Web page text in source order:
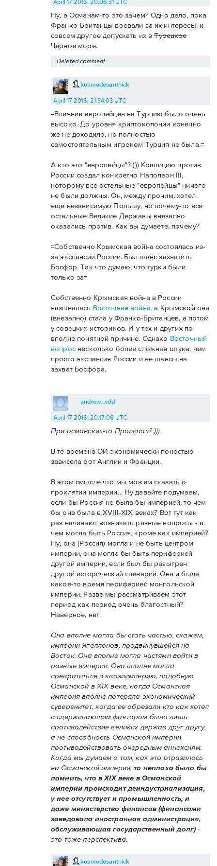
April 17 2016, 20:06:31 UTC
Ну, а Османам-то это зачем? Одно дело, пока
Франко-Британцы воевали за их интересы, и
совсем другое допускать их вТурецкое
Черное море.
Deleted comment
kosmodesantnick
April 17 2016, 21:34:03 UTC
=Влияние европейцев на Турцию было очень
высоко. До уровня криптоколонии конечно
же не доходило, но полностью
самостоятельным игроком Турция не была.=
А кто это "европейцы"? ))) Коалицию против
России создал конкретно Наполеон III,
которому все остальные "европейцы" ничего
не были должны. Он, между прочим, хотел
еще независимую Польшу, но почему-то все
остальные Великие Державы внезапно
оказались против. Как вы думаете, почему?
=Собственно Крымская война состоялась из-
за экспансии России. Был шанс захватить
Босфор. Так что думаю, что турки были
только за=
Собственно Крымская война в России
называлась Восточная война, а Крымской она
(внезапно) стала у Франко-Британцев, а потом
у совецких историков. И у тех и других по
вполне понятной причине. Однако Восточный
вопроснесколько более сложная штука, чем
просто экспансия России и ее шансы на
захват Босфора.
andrew_vdd
April 17 2016, 20:17:06 UTC
При османских-то Проливах? )))
В те времена ОИ экономически поностью
зависела оот Англии и Франции.
В этом смысле что мы можем сказать о
проклятии империи… Ну давайте подумаем,
если бы Россия не была бы империей, то чем
бы она была в XVIII-XIX веках? Вот тут как
раз начинают возникать разные вопросы - а
чем могла быть Россия, кроме как империей?
Ну, она (Россия) могла и не быть центром
империи, она могла бы быть периферией
другой империи, если был бы разыгран
другой исторический сценарий. Она и была
какое-то время периферией монгольской
империи. Разве мы рассматриваем этот
период как период очень благостный?
Наверное, нет.
Она вполне могла бы стать частью, скажем,
империи Ягеллонов, продвинувшейся на
Восток. Она вполне могла частями войти в
разные империи. Она вполне могла
превратиться в квазиимперию, подобную
Османской в XIX веке, когда Османская
империя вполне потеряла экономический
суверенитет, когда ее обрезали кто как хотел
и сдерживающим фактором было лишь
противодействие великих держав друг другу,
а не способность Османской империи
противодействовать очередным аннексиям.
Когда мы думаем о том, как это отразилось
на Османской империи,то неплохо было бы
помнить, что в XIX веке в Османской
империи происходит деиндустриализация,
у нее отсутствует и промышленность, и
даже министерство финансов (финансами
заведовала иностранная администрация,
обслуживающая государственный долг)-
это тоже перспектива.
kosmodesantnick